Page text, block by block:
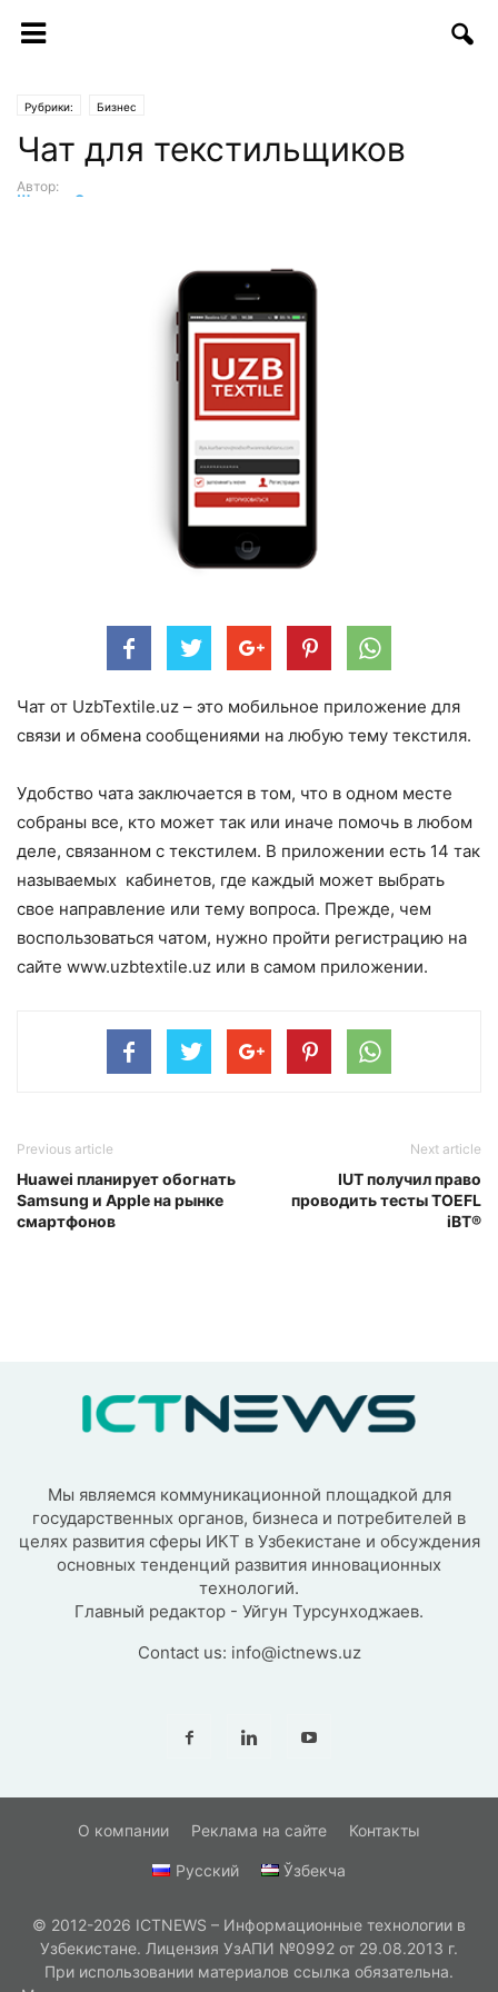
Рубрики: Бизнес
Чат для текстильщиков
Автор:
Шухрат Саттаров
Чат от UzbTextile.uz – это мобильное приложение для
связи и обмена сообщениями на любую тему текстиля.
Удобство чата заключается в том, что в одном месте
собраны все, кто может так или иначе помочь в любом
деле, связанном с текстилем. В приложении есть 14 так
называемых кабинетов, где каждый может выбрать
свое направление или тему вопроса. Прежде, чем
воспользоваться чатом, нужно пройти регистрацию на
сайте www.uzbtextile.uz или в самом приложении.
Previous article
Huawei планирует обогнать
Samsung и Apple на рынке
смартфонов
Next article
IUT получил право
проводить тесты TOEFL
iBT®
Мы являемся коммуникационной площадкой для
государственных органов, бизнеса и потребителей в
целях развития сферы ИКТ в Узбекистане и обсуждения
основных тенденций развития инновационных
технологий.
Главный редактор - Уйгун Турсунходжаев.
Contact us: info@ictnews.uz
О компании Реклама на сайте Контакты
Русский Ўзбекча
© 2012-2026 ICTNEWS – Информационные технологии в
Узбекистане. Лицензия УзАПИ №0992 от 29.08.2013 г.
При использовании материалов ссылка обязательна.